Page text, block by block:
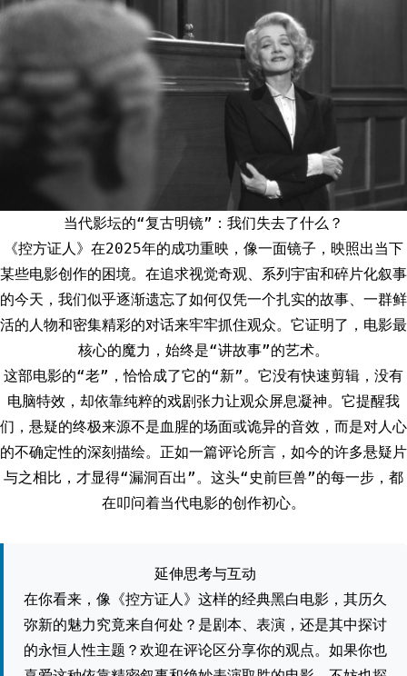
当代影坛的“复古明镜”：我们失去了什么？
《控方证人》在2025年的成功重映，像一面镜子，映照出当下
某些电影创作的困境。在追求视觉奇观、系列宇宙和碎片化叙事
的今天，我们似乎逐渐遗忘了如何仅凭一个扎实的故事、一群鲜
活的人物和密集精彩的对话来牢牢抓住观众。它证明了，电影最
核心的魔力，始终是“讲故事”的艺术。
这部电影的“老”，恰恰成了它的“新”。它没有快速剪辑，没有
电脑特效，却依靠纯粹的戏剧张力让观众屏息凝神。它提醒我
们，悬疑的终极来源不是血腥的场面或诡异的音效，而是对人心
的不确定性的深刻描绘。正如一篇评论所言，如今的许多悬疑片
与之相比，才显得“漏洞百出”。这头“史前巨兽”的每一步，都
在叩问着当代电影的创作初心。
延伸思考与互动
在你看来，像《控方证人》这样的经典黑白电影，其历久
弥新的魅力究竟来自何处？是剧本、表演，还是其中探讨
的永恒人性主题？欢迎在评论区分享你的观点。如果你也